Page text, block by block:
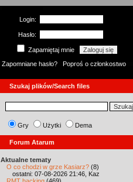
Login:
Hasło:
Zapamiętaj mnie
Zapomniane hasło?
Poproś o członkostwo
Szukaj plików/Search files
Gry Użytki Dema
Forum Atarum
Aktualne tematy
O co chodzi w grze Kasiarz? (8)
ostatni: 07-08-2026 21:46, Kaz